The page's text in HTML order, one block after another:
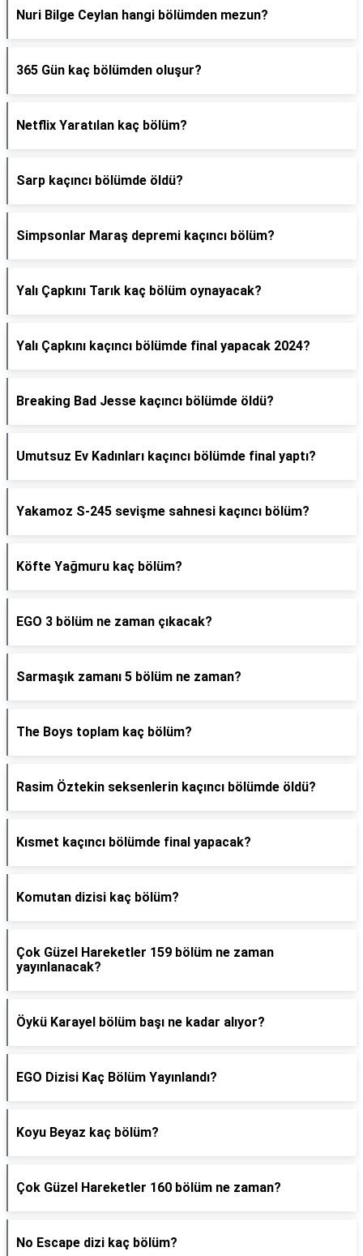
Nuri Bilge Ceylan hangi bölümden mezun?
365 Gün kaç bölümden oluşur?
Netflix Yaratılan kaç bölüm?
Sarp kaçıncı bölümde öldü?
Simpsonlar Maraş depremi kaçıncı bölüm?
Yalı Çapkını Tarık kaç bölüm oynayacak?
Yalı Çapkını kaçıncı bölümde final yapacak 2024?
Breaking Bad Jesse kaçıncı bölümde öldü?
Umutsuz Ev Kadınları kaçıncı bölümde final yaptı?
Yakamoz S-245 sevişme sahnesi kaçıncı bölüm?
Köfte Yağmuru kaç bölüm?
EGO 3 bölüm ne zaman çıkacak?
Sarmaşık zamanı 5 bölüm ne zaman?
The Boys toplam kaç bölüm?
Rasim Öztekin seksenlerin kaçıncı bölümde öldü?
Kısmet kaçıncı bölümde final yapacak?
Komutan dizisi kaç bölüm?
Çok Güzel Hareketler 159 bölüm ne zaman
yayınlanacak?
Öykü Karayel bölüm başı ne kadar alıyor?
EGO Dizisi Kaç Bölüm Yayınlandı?
Koyu Beyaz kaç bölüm?
Çok Güzel Hareketler 160 bölüm ne zaman?
No Escape dizi kaç bölüm?